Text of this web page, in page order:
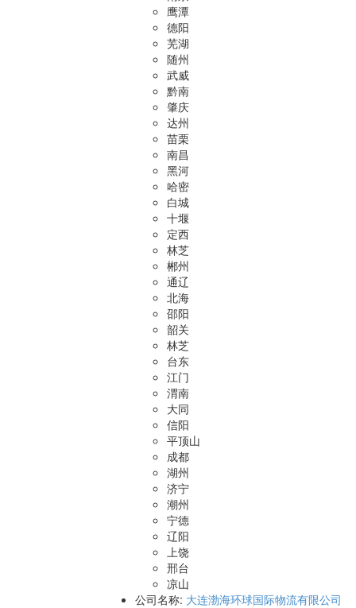
鹰潭
德阳
芜湖
随州
武威
黔南
肇庆
达州
苗栗
南昌
黑河
哈密
白城
十堰
定西
林芝
郴州
通辽
北海
邵阳
韶关
林芝
台东
江门
渭南
大同
信阳
平顶山
成都
湖州
济宁
潮州
宁德
辽阳
上饶
邢台
凉山
公司名称: 大连渤海环球国际物流有限公司